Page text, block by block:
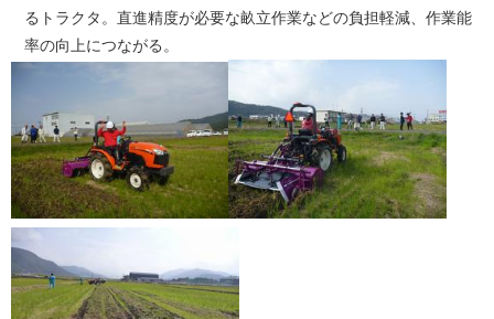
るトラクタ。直進精度が必要な畝立作業などの負担軽減、作業能
率の向上につながる。